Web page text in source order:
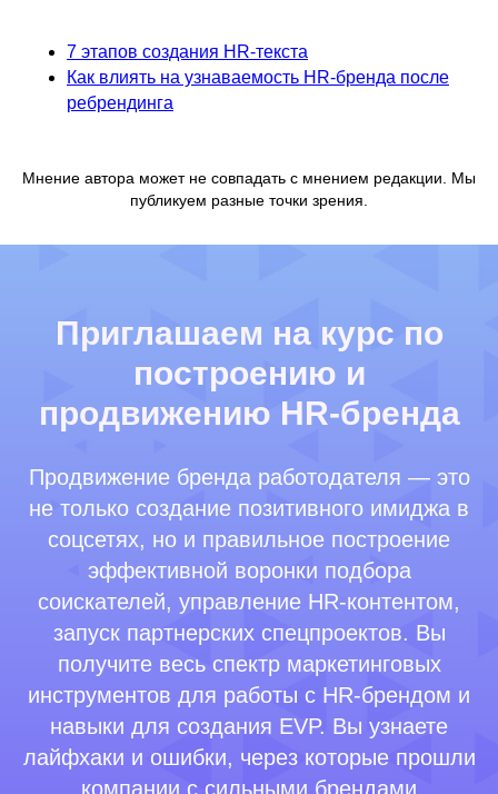
7 этапов создания HR-текста
Как влиять на узнаваемость HR-бренда после
ребрендинга
Мнение автора может не совпадать с мнением редакции. Мы
публикуем разные точки зрения.
Приглашаем на курс по
построению и
продвижению HR-бренда
Продвижение бренда работодателя — это
не только создание позитивного имиджа в
соцсетях, но и правильное построение
эффективной воронки подбора
соискателей, управление HR-контентом,
запуск партнерских спецпроектов. Вы
получите весь спектр маркетинговых
инструментов для работы с HR-брендом и
навыки для создания EVP. Вы узнаете
лайфхаки и ошибки, через которые прошли
компании с сильными брендами
Политика конфиденциальности
Сведения об образовательной организации
Блог
Стать преподавателем
Корпоративное обучение
Стать партнёром
Стать автором блога
Миссия и ценности
Реферальная программа
Рекрутмент для команд